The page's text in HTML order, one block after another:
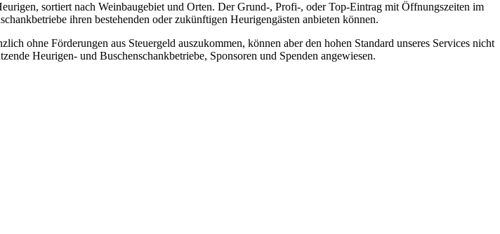
sortiert nach Weinbaugebiet und Orten. Der Grund-, Profi-, oder Top-Eintrag mit Öffnungszeiten im
ihren bestehenden oder zukünftigen Heurigengästen anbieten können.
ohne Förderungen aus Steuergeld auszukommen, können aber den hohen Standard unseres Services nicht
Heurigen- und Buschenschankbetriebe, Sponsoren und Spenden angewiesen.